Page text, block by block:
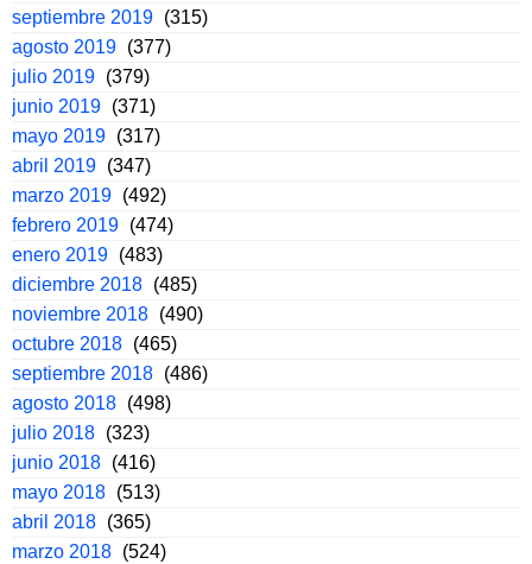
septiembre 2019 (315)
agosto 2019 (377)
julio 2019 (379)
junio 2019 (371)
mayo 2019 (317)
abril 2019 (347)
marzo 2019 (492)
febrero 2019 (474)
enero 2019 (483)
diciembre 2018 (485)
noviembre 2018 (490)
octubre 2018 (465)
septiembre 2018 (486)
agosto 2018 (498)
julio 2018 (323)
junio 2018 (416)
mayo 2018 (513)
abril 2018 (365)
marzo 2018 (524)